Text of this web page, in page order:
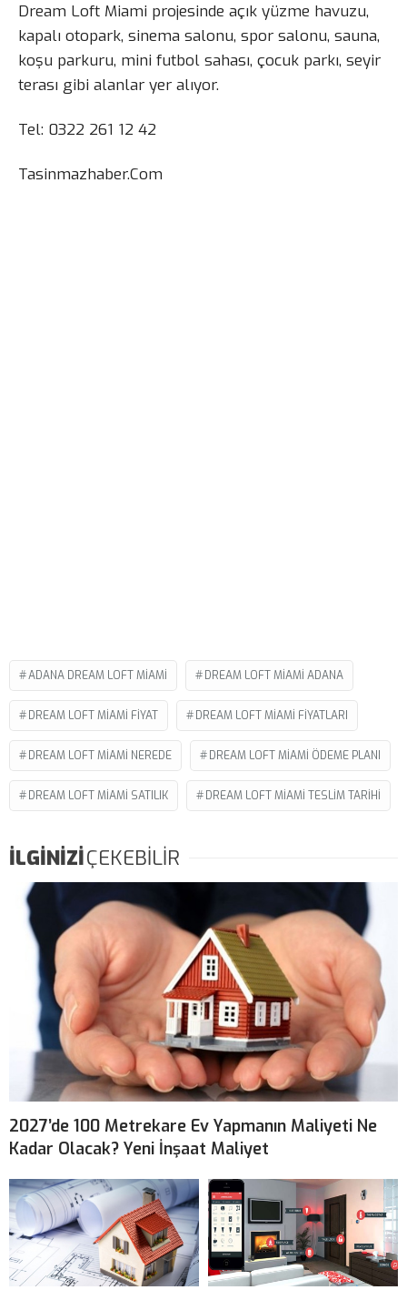
Dream Loft Miami projesinde açık yüzme havuzu,
kapalı otopark, sinema salonu, spor salonu, sauna,
koşu parkuru, mini futbol sahası, çocuk parkı, seyir
terası gibi alanlar yer alıyor.
Tel: 0322 261 12 42
Tasinmazhaber.Com
ADANA DREAM LOFT MIAMI DREAM LOFT MIAMI ADANA
DREAM LOFT MIAMI FIYAT DREAM LOFT MIAMI FIYATLARI
DREAM LOFT MIAMI NEREDE DREAM LOFT MIAMI ÖDEME PLANI
DREAM LOFT MIAMI SATILIK DREAM LOFT MIAMI TESLIM TARIHI
İLGİNİZİÇEKEBİLİR
2027’de 100 Metrekare Ev Yapmanın Maliyeti Ne
Kadar Olacak? Yeni İnşaat Maliyet